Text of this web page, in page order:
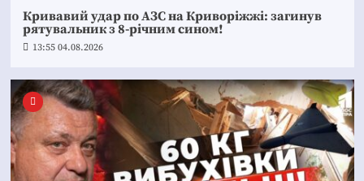
Кривавий удар по АЗС на Криворіжжі: загинув
рятувальник з 8-річним сином!
13:55 04.08.2026